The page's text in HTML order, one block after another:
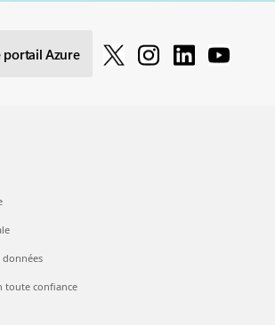
portail Azure
données
toute confiance